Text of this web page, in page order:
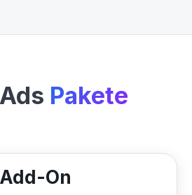
Pakete
Add-On